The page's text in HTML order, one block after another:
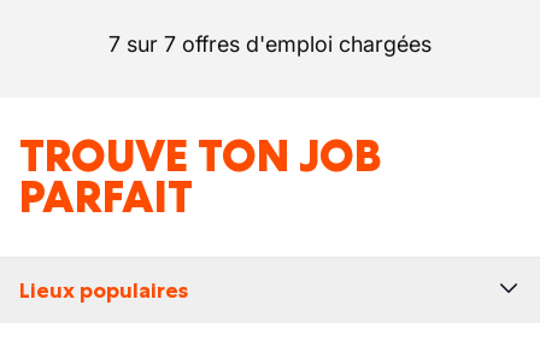
7 sur 7 offres d'emploi chargées
TROUVE TON JOB
PARFAIT
Lieux populaires